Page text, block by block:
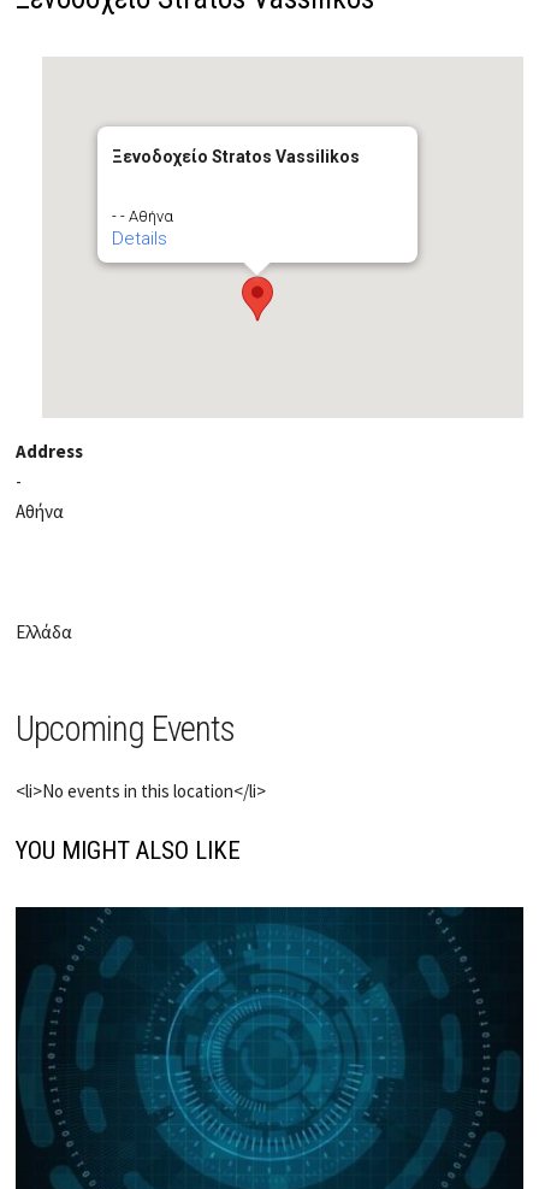
Ξενοδοχείο Stratos Vassilikos
- - Αθήνα
Details
Address
-
Αθήνα
Ελλάδα
Upcoming Events
<li>No events in this location</li>
YOU MIGHT ALSO LIKE